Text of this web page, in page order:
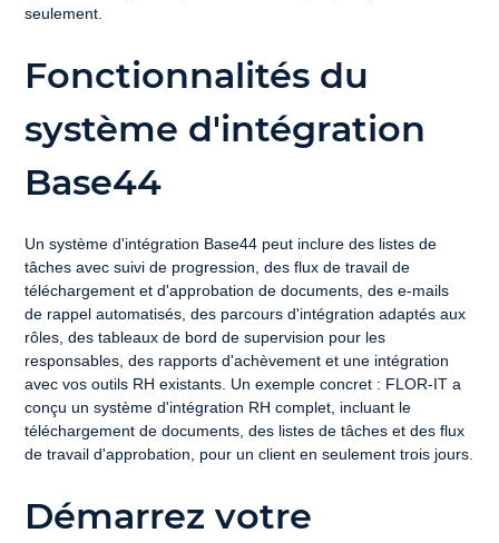
seulement.
Fonctionnalités du
système d'intégration
Base44
Un système d'intégration Base44 peut inclure des listes de
tâches avec suivi de progression, des flux de travail de
téléchargement et d'approbation de documents, des e-mails
de rappel automatisés, des parcours d'intégration adaptés aux
rôles, des tableaux de bord de supervision pour les
responsables, des rapports d'achèvement et une intégration
avec vos outils RH existants. Un exemple concret : FLOR-IT a
conçu un système d'intégration RH complet, incluant le
téléchargement de documents, des listes de tâches et des flux
de travail d'approbation, pour un client en seulement trois jours.
Démarrez votre